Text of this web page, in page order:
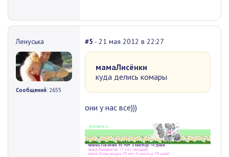
Ленуська
Сообщений: 2655
#5 - 21 мая 2012 в 22:27
мамаЛисёнки
куда делись комары
они у нас все)))